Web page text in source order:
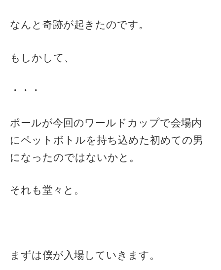
なんと奇跡が起きたのです。
もしかして、
・・・
ポールが今回のワールドカップで会場内
にペットボトルを持ち込めた初めての男
になったのではないかと。
それも堂々と。
まずは僕が入場していきます。